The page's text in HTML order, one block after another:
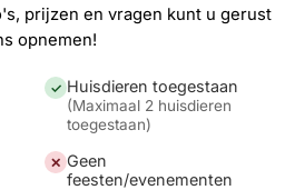
prijzen en vragen kunt u gerust
opnemen!
✓ Huisdieren toegestaan
(Maximaal 2 huisdieren
toegestaan)
✕ Geen
feesten/evenementen